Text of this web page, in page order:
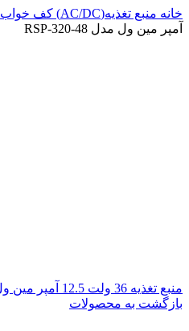
خانه منبع تغذیه(AC/DC) کف خواب
آمپر مین ول مدل RSP-320-48
منبع تغذیه 36 ولت 12.5 آمپر مین ول مدل SE-450-36
بازگشت به محصولات